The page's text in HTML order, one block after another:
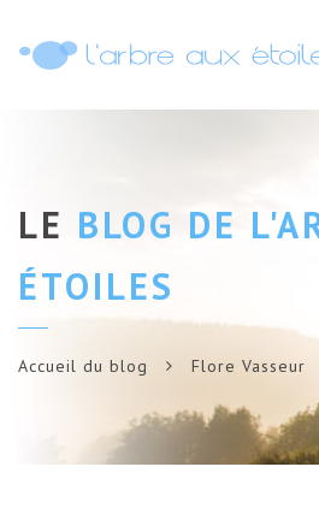
LE BLOG DE
ÉTOILES
Accueil du blog Flore Vasseur